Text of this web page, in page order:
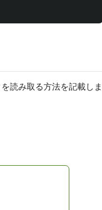
読み取る方法を記載しま